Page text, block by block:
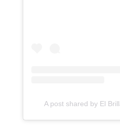
A post shared by El